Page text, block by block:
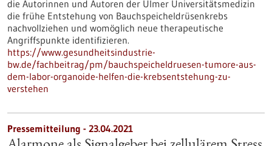
die Autorinnen und Autoren der Ulmer Universitätsmedizin
die frühe Entstehung von Bauchspeicheldrüsenkrebs
nachvollziehen und womöglich neue therapeutische
Angriffspunkte identifizieren.
https://www.gesundheitsindustrie-
bw.de/fachbeitrag/pm/bauchspeicheldruesen-tumore-aus-
dem-labor-organoide-helfen-die-krebsentstehung-zu-
verstehen
Pressemitteilung - 23.04.2021